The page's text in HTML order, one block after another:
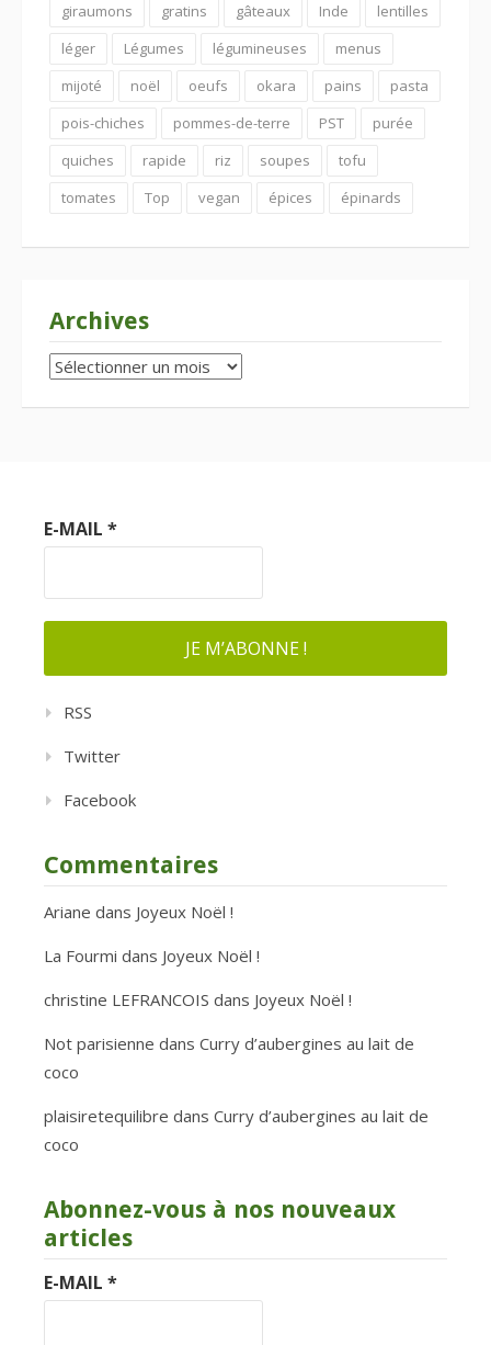
giraumons
gratins gâteaux Inde
lentilles
léger
Légumes légumineuses
menus
mijoté
noël oeufs okara pains
pasta
pois-chiches
pommes-de-terre PST
purée
quiches
rapide riz soupes
tofu
tomates
Top vegan épices épinards
Archives
Archives
E-MAIL *
RSS
Twitter
Facebook
Commentaires
Ariane dans Joyeux Noël !
La Fourmi dans Joyeux Noël !
christine LEFRANCOIS dans Joyeux Noël !
Not parisienne dans Curry d’aubergines au lait de
coco
plaisiretequilibre dans Curry d’aubergines au lait de
coco
Abonnez-vous à nos nouveaux
articles
E-MAIL *